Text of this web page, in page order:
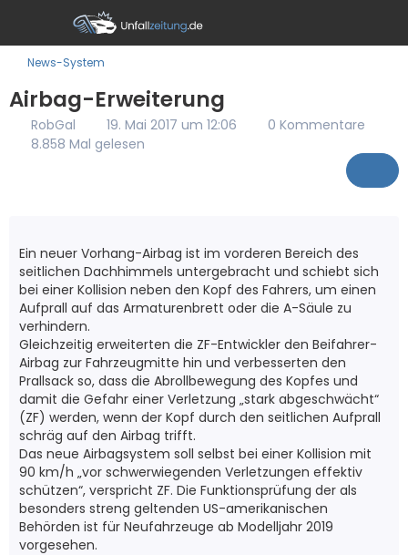
News-System
Airbag-Erweiterung
RobGal 19. Mai 2017 um 12:06
0 Kommentare
8.858 Mal gelesen
Ein neuer Vorhang-Airbag ist im vorderen Bereich des
seitlichen Dachhimmels untergebracht und schiebt sich
bei einer Kollision neben den Kopf des Fahrers, um einen
Aufprall auf das Armaturenbrett oder die A-Säule zu
verhindern.
Gleichzeitig erweiterten die ZF-Entwickler den Beifahrer-
Airbag zur Fahrzeugmitte hin und verbesserten den
Prallsack so, dass die Abrollbewegung des Kopfes und
damit die Gefahr einer Verletzung „stark abgeschwächt“
(ZF) werden, wenn der Kopf durch den seitlichen Aufprall
schräg auf den Airbag trifft.
Das neue Airbagsystem soll selbst bei einer Kollision mit
90 km/h „vor schwerwiegenden Verletzungen effektiv
schützen“, verspricht ZF. Die Funktionsprüfung der als
besonders streng geltenden US-amerikanischen
Behörden ist für Neufahrzeuge ab Modelljahr 2019
vorgesehen.